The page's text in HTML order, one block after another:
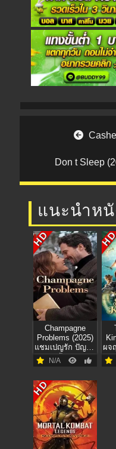
Post navigation
Don t Sleep
แนะนำหนั
HD
Champagne
Problems (2025)
แชมเปญรัก ปัญหา
ร้าย
N/A
ผจ
HD